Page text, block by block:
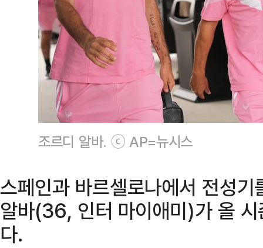
조르디 알바. ⓒ AP=뉴시스
스페인과 바르셀로나에서 전성기
알바(36, 인터 마이애미)가 올
다.